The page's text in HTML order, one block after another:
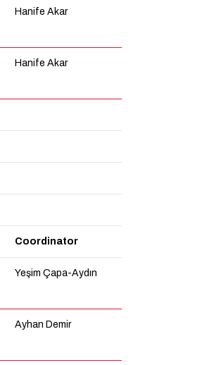
Hanife Akar
Hanife Akar
Coordinator
Yeşim Çapa-Aydın
Ayhan Demir